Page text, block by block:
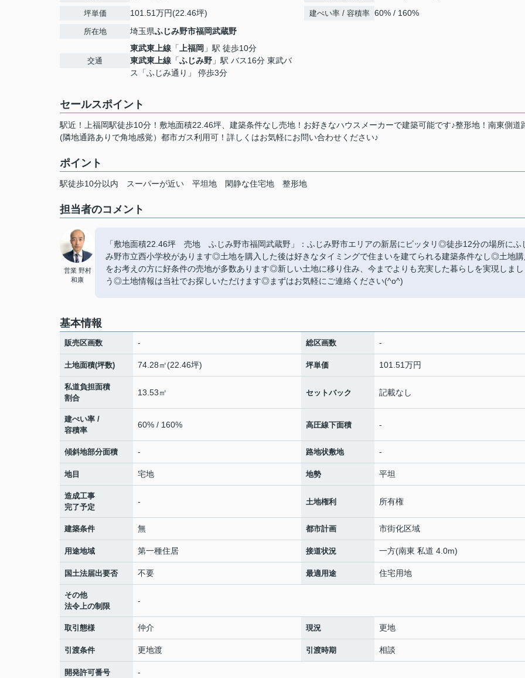
坪単価 101.51万円(22.46坪)
所在地 埼玉県ふじみ野市福岡武蔵野
交通
東武東上線 「 上福岡 」駅 徒歩10分
東武東上線 「ふじみ野 」駅 バス16分 東武バ
ス「ふじみ通り」 停歩3分
建ぺい率 / 容積率 60% / 160%
セールスポイント
駅近！上福岡駅徒歩10分！敷地面積22.46坪、建築条件なし売地！お好きなハウスメーカーで建築可能です♪整形地！南東側道
(隣地通路ありで角地感覚）都市ガス利用可！詳しくはお気軽にお問い合わせください♪
ポイント
駅徒歩10分以内 スーパーが近い 平坦地 閑静な住宅地 整形地
担当者のコメント
営業 野村
和康
「敷地面積22.46坪 売地 ふじみ野市福岡武蔵野」：ふじみ野市エリアの新居にピッタリ◎徒歩12分の場所にふ
み野市立西小学校があります◎土地を購入した後は好きなタイミングで住まいを建てられる建築条件なし◎土地購
をお考えの方に好条件の売地が多数あります◎新しい土地に移り住み、今までよりも充実した暮らしを実現しまし
う◎土地情報は当社でお探しいただけます◎まずはお気軽にご連絡ください(^o^)
基本情報
販売区画数 - 総区画数 -
土地面積(坪数) 74.28㎡(22.46坪) 坪単価 101.51万円
私道負担面積
割合
13.53㎡ セットバック 記載なし
建ぺい率 /
容積率
60% / 160% 高圧線下面積 -
傾斜地部分面積 - 路地状敷地 -
地目 宅地 地勢 平坦
造成工事
完了予定
- 土地権利 所有権
建築条件 無 都市計画 市街化区域
用途地域 第一種住居 接道状況 一方(南東 私道 4.0m)
国土法届出要否 不要 最適用途 住宅用地
その他
法令上の制限
-
取引態様 仲介 現況 更地
引渡条件 更地渡 引渡時期 相談
開発許可番号 -